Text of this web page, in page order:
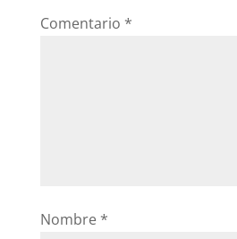
Comentario *
Nombre *